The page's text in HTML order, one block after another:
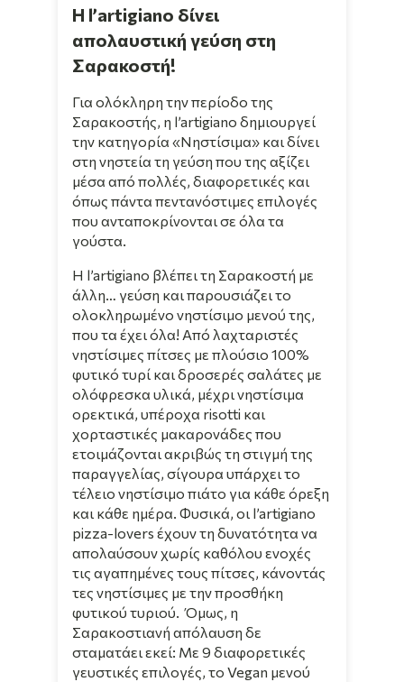
Η l’artigiano δίνει
απολαυστική γεύση στη
Σαρακοστή!
Για ολόκληρη την περίοδο της
Σαρακοστής, η l’artigiano δημιουργεί
την κατηγορία «Νηστίσιμα» και δίνει
στη νηστεία τη γεύση που της αξίζει
μέσα από πολλές, διαφορετικές και
όπως πάντα πεντανόστιμες επιλογές
που ανταποκρίνονται σε όλα τα
γούστα.
Η l’artigiano βλέπει τη Σαρακοστή με
άλλη… γεύση και παρουσιάζει το
ολοκληρωμένο νηστίσιμο μενού της,
που τα έχει όλα! Από λαχταριστές
νηστίσιμες πίτσες με πλούσιο 100%
φυτικό τυρί και δροσερές σαλάτες με
ολόφρεσκα υλικά, μέχρι νηστίσιμα
ορεκτικά, υπέροχα risotti και
χορταστικές μακαρονάδες που
ετοιμάζονται ακριβώς τη στιγμή της
παραγγελίας, σίγουρα υπάρχει το
τέλειο νηστίσιμο πιάτο για κάθε όρεξη
και κάθε ημέρα. Φυσικά, οι l’artigiano
pizza-lovers έχουν τη δυνατότητα να
απολαύσουν χωρίς καθόλου ενοχές
τις αγαπημένες τους πίτσες, κάνοντάς
τες νηστίσιμες με την προσθήκη
φυτικού τυριού. Όμως, η
Σαρακοστιανή απόλαυση δε
σταματάει εκεί: Με 9 διαφορετικές
γευστικές επιλογές, το Vegan μενού